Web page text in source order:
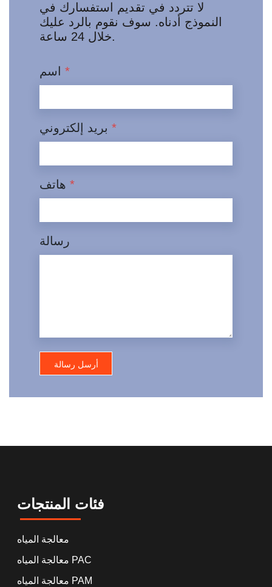
لا تتردد في تقديم استفسارك في
النموذج أدناه. سوف نقوم بالرد عليك
خلال 24 ساعة.
*
*
*
رسالة
فئات المنتجات
معالجة المياه
معالجة المياه PAC
معالجة المياه PAM